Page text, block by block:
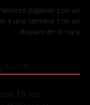
jugaban con un
y uno terminó con un
disparo en la cara